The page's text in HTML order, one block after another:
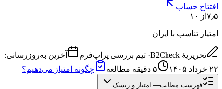
افتتاح حساب
۷٫۵ از ۱۰
امتیاز تناسب با ایران
تحریریهٔ B2Check · تیم بررسی پراپ‌فرم
آخرین به‌روزرسانی:
۲۲ خرداد ۱۴۰۵
۵ دقیقه مطالعه چگونه امتیاز می‌دهیم؟
فهرست مطالب— امتیاز و ریسک